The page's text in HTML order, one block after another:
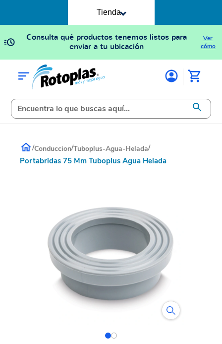
Tienda
Consulta qué productos tenemos listos para
enviar a tu ubicación
Ver
cómo
/Conduccion/Tuboplus-Agua-Helada/
Portabridas 75 Mm Tuboplus Agua Helada